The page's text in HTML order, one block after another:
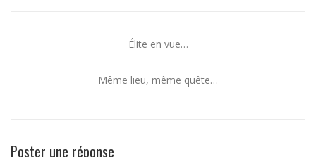
Élite en vue…
Même lieu, même quête…
Poster une réponse